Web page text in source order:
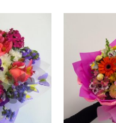
precios:
$83,000.00
hasta
$135,000.00